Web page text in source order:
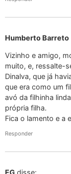
Humberto Barreto
Vizinho e amigo,
muito, e, ressalte-
Dinalva, que já
que era como um
avó da filhinha
própria filha.
Fica o lamento e a
Responder
EG disse: